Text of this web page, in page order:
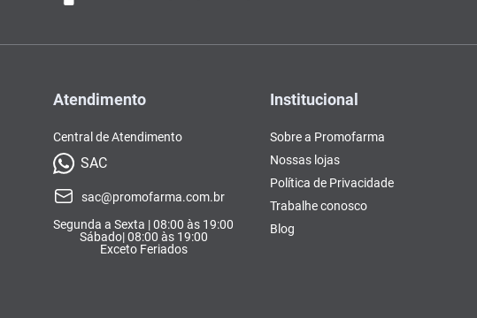
Atendimento
Central de Atendimento
SAC
sac@promofarma.com.br
Segunda a Sexta | 08:00 às 19:00
Sábado| 08:00 às 19:00
Exceto Feriados
Institucional
Sobre a Promofarma
Nossas lojas
Política de Privacidade
Trabalhe conosco
Blog